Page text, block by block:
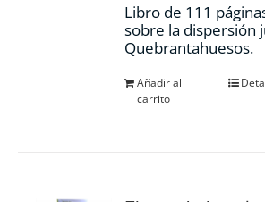
Libro de 111
sobre la dispersión
Quebrantahuesos.
Añadir al
carrito